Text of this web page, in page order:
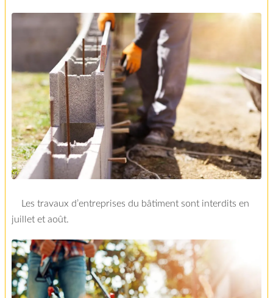
Les travaux d’entreprises du bâtiment sont interdits en
juillet et août.